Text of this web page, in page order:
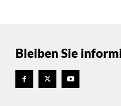
Bleiben Sie